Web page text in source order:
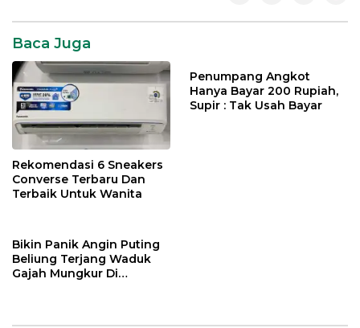
Baca Juga
Rekomendasi 6 Sneakers
Converse Terbaru Dan
Terbaik Untuk Wanita
Penumpang Angkot
Hanya Bayar 200 Rupiah,
Supir : Tak Usah Bayar
Bikin Panik Angin Puting
Beliung Terjang Waduk
Gajah Mungkur Di